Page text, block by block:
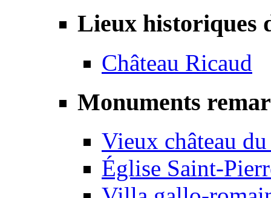
Lieux historiques
Château Ricaud
Monuments
Vieux château
Église Saint-